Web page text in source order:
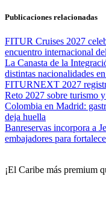
Publicaciones relacionadas
FITUR Cruises 2027
encuentro internacional
La Canasta de la
distintas nacionalidades
FITURNEXT 2027
Reto 2027 sobre turismo
Colombia en Madrid:
deja huella
Banreservas incorpora a
embajadores para
¡El Caribe más premium